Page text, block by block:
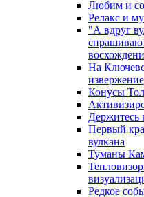
Любим и
Релакс и
"А вдруг
На
извержение
Конусы
Держитесь
Первый
вулкана
Туманы
Редкое